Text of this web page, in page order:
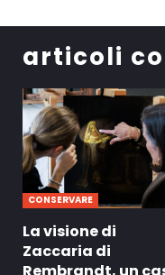
articoli
CONSERVARE
La visione di
Zaccaria di
Rembrandt, un